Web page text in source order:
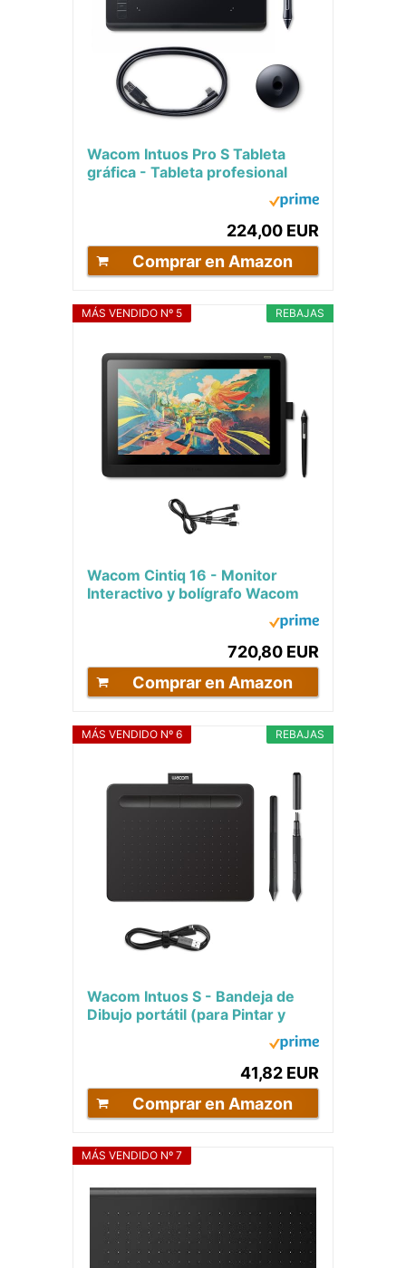
Wacom Intuos Pro S Tableta
gráfica - Tableta profesional
pequeña con lápiz Wacom Pro
224,00 EUR
Comprar en Amazon
REBAJAS
MÁS VENDIDO Nº 5
Wacom Cintiq 16 - Monitor
Interactivo y bolígrafo Wacom
Pen Pro 2, Pantalla LCD de 16"
720,80 EUR
Comprar en Amazon
REBAJAS
MÁS VENDIDO Nº 6
Wacom Intuos S - Bandeja de
Dibujo portátil (para Pintar y
41,82 EUR
Comprar en Amazon
MÁS VENDIDO Nº 7